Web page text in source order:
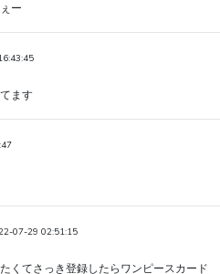
ー
ます
07-29 02:51:15
くてさっき登録したらワンピースカード